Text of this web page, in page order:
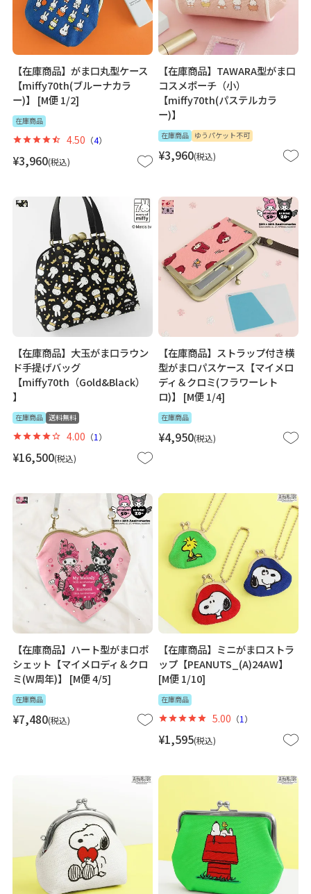
【在庫商品】がま口丸型ケース
【miffy70th(ブルーナカラ
ー)】 [M便 1/2]
在庫商品
¥3,960 税込
4.50 （4）
【在庫商品】TAWARA型がま口
コスメポーチ（小）
【miffy70th(パステルカラ
ー)】
在庫商品 ゆうパケット不可
¥3,960 税込
【在庫商品】大玉がま口ラウン
ド手提げバッグ
【miffy70th（Gold&Black）
】
在庫商品 送料無料
¥16,500 税込
4.00 （1 ）
【在庫商品】ストラップ付き横
型がま口パスケース【マイメロ
ディ＆クロミ(フラワーレト
ロ)】 [M便 1/4]
在庫商品
¥4,950 税込
【在庫商品】ハート型がま口ポ
シェット【マイメロディ＆クロ
ミ(W周年)】 [M便 4/5]
在庫商品
¥7,480 税込
【在庫商品】ミニがま口ストラ
ップ【PEANUTS_(A)24AW】
[M便 1/10]
在庫商品
¥1,595 税込
5.00 （1 ）